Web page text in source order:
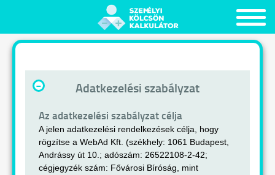
- Adatkezelési szabályzat
Az adatkezelési szabályzat célja
A jelen adatkezelési rendelkezések célja, hogy
rögzítse a WebAd Kft. (székhely: 1061 Budapest,
Andrássy út 10.; adószám: 26522108-2-42;
cégjegyzék szám: Fővárosi Bíróság, mint